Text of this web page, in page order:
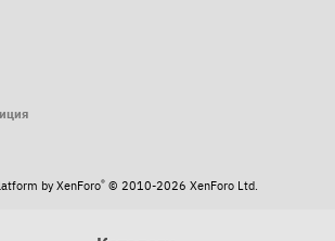
by XenForo® © 2010-2026 XenForo Ltd.